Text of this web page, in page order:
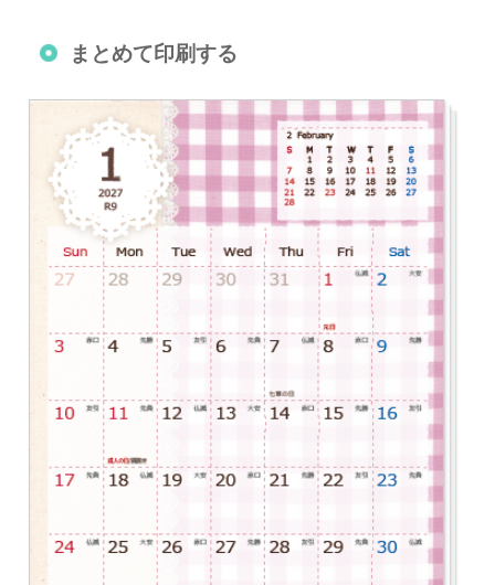
まとめて印刷する